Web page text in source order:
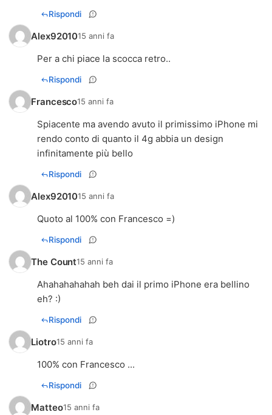
Rispondi
Alex9201015 anni fa
Per a chi piace la scocca retro..
Rispondi
Francesco15 anni fa
Spiacente ma avendo avuto il primissimo iPhone mi
rendo conto di quanto il 4g abbia un design
infinitamente più bello
Rispondi
Alex9201015 anni fa
Quoto al 100% con Francesco =)
Rispondi
The Count15 anni fa
Ahahahahahah beh dai il primo iPhone era bellino
eh? :)
Rispondi
Liotro15 anni fa
100% con Francesco ...
Rispondi
Matteo15 anni fa